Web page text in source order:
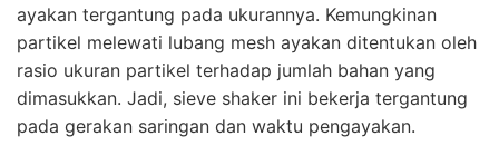
ayakan tergantung pada ukurannya. Kemungkinan
partikel melewati lubang mesh ayakan ditentukan oleh
rasio ukuran partikel terhadap jumlah bahan yang
dimasukkan. Jadi, sieve shaker ini bekerja tergantung
pada gerakan saringan dan waktu pengayakan.